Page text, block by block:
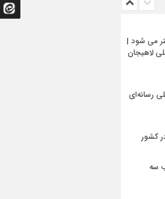
می شود |
لاهیجان
رسانه‌ای
کشور
سه